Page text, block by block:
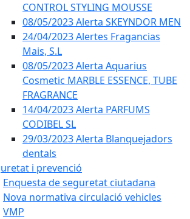
CONTROL STYLING MOUSSE
08/05/2023 Alerta SKEYNDOR MEN
24/04/2023 Alertes Fragancias
Mais, S.L
08/05/2023 Alerta Aquarius
Cosmetic MARBLE ESSENCE, TUBE
FRAGRANCE
14/04/2023 Alerta PARFUMS
CODIBEL SL
29/03/2023 Alerta Blanquejadors
dentals
i prevenció
Enquesta de seguretat ciutadana
Nova normativa circulació vehicles
VMP